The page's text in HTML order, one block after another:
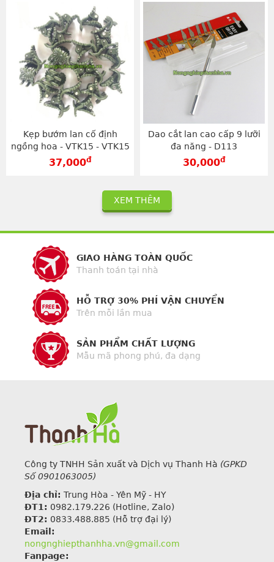
Kẹp bướm lan cố định
ngồng hoa - VTK15 - VTK15
37,000đ
Dao cắt lan cao cấp 9 lưỡi
đa năng - D113
30,000đ
XEM THÊM
GIAO HÀNG TOÀN QUỐC
Thanh toán tại nhà
HỖ TRỢ 30% PHÍ VẬN CHUYỂN
Trên mỗi lần mua
SẢN PHẨM CHẤT LƯỢNG
Mẫu mã phong phú, đa dạng
Công ty TNHH Sản xuất và Dịch vụ Thanh Hà (GPKD
Số 0901063005)
Địa chỉ: Trung Hòa - Yên Mỹ - HY
ĐT1: 0982.179.226 (Hotline, Zalo)
ĐT2: 0833.488.885 (Hỗ trợ đại lý)
Email:
nongnghiepthanhha.vn@gmail.com
Fanpage: